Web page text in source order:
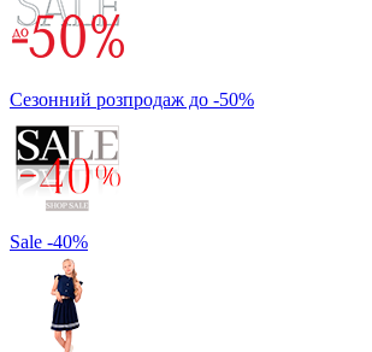
Сезонний розпродаж до -50%
Sale -40%